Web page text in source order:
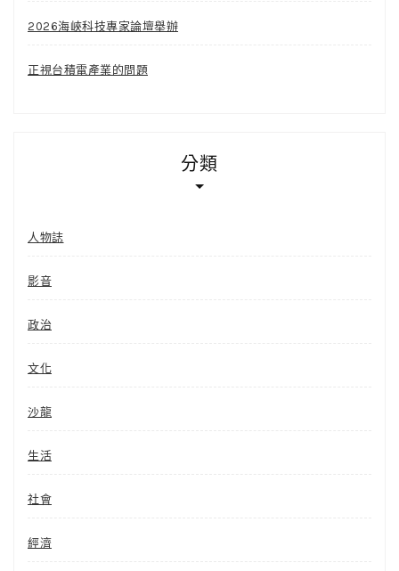
2026海峽科技專家論壇舉辦
正視台積電產業的問題
分類
人物誌
影音
政治
文化
沙龍
生活
社會
經濟